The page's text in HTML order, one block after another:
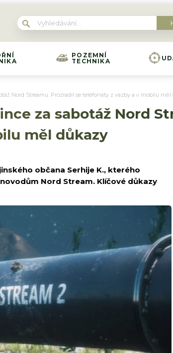
POZEMNÍ
TECHNIKA
Nord Streamu. Prozradil se telefonáty z vazby a v mobilu měl
za sabotáž Nord
měl důkazy
občana Serhije K., kterého
Nord Stream. Klíčové důkazy